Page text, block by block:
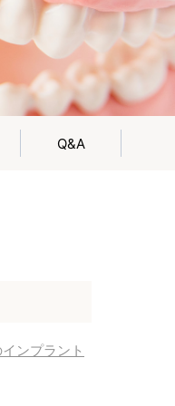
Q&A
ンプラント